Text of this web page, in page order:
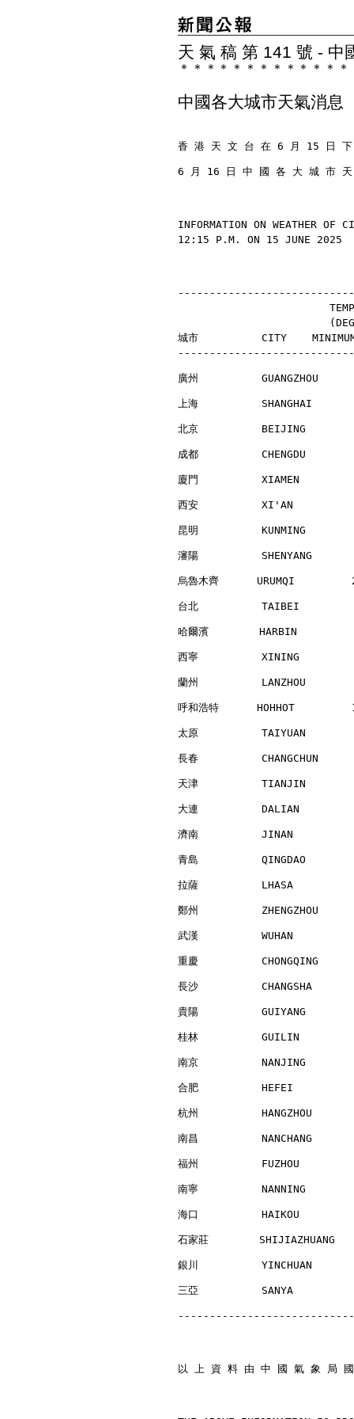
天 氣 稿 第 141 號 - 中
＊ ＊ ＊ ＊ ＊ ＊ ＊ ＊ ＊ ＊ ＊ ＊ ＊
中國各大城市天氣消息
香 港 天 文 台 在 6 月 15 日
6 月 16 日 中 國 各 大 城 市
INFORMATION ON WEATHER
12:15 P.M. ON 15 JUNE 2025
城市          CITY    MINIMUM 最
廣州
上海          SHANGHAI
北京          BEIJING
成都          CHENGDU
廈門          XIAMEN
西安          XI'AN
昆明          KUNMING
瀋陽          SHENYANG
烏魯木齊      URUMQI
台北          TAIBEI
哈爾濱        HARBIN
西寧          XINING
蘭州          LANZHOU
呼和浩特      HOHHOT
太原          TAIYUAN
長春
天津          TIANJIN
大連          DALIAN
濟南          JINAN
青島          QINGDAO
拉薩          LHASA
鄭州          ZHENGZHOU
武漢          WUHAN
重慶          CHONGQING
長沙          CHANGSHA
貴陽          GUIYANG
桂林          GUILIN
南京          NANJING
合肥          HEFEI
杭州          HANGZHOU
南昌          NANCHANG
福州          FUZHOU
南寧          NANNING
海口          HAIKOU
石家莊
銀川          YINCHUAN
三亞          SANYA
以 上 資 料 由 中 國 氣 象 局